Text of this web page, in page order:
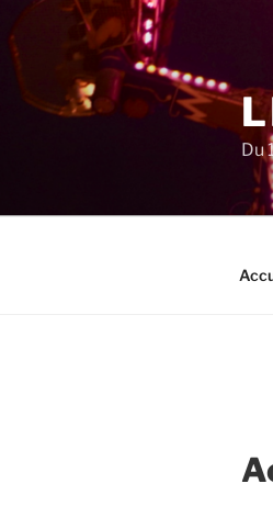
au
contenu
principal
Du